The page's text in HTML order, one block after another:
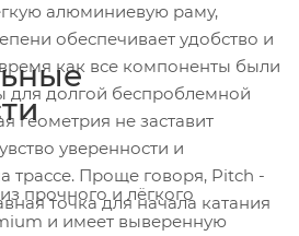
алюминиевую раму,
обеспечивает удобство и
как все компоненты были
для долгой беспроблемной
геометрия не заставит
уверенности и
трассе. Проще говоря, Pitch -
точка для начала катания
прочного и лёгкого
и имеет выверенную